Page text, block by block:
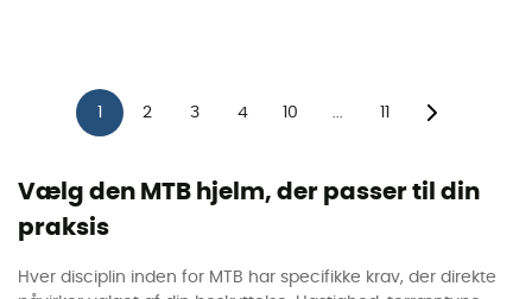
2 3 4 10
Vælg den MTB hjelm, der passer til din
praksis
Hver disciplin inden for MTB har specifikke krav, der direkte